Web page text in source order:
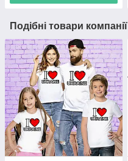
Подібні товари компанії